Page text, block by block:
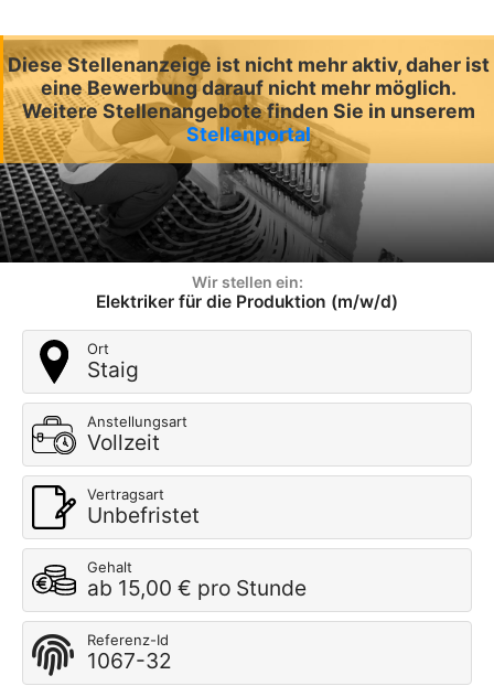
Diese Stellenanzeige ist nicht mehr aktiv, daher ist
eine Bewerbung darauf nicht mehr möglich.
Weitere Stellenangebote finden Sie in unserem
Stellenportal
Wir stellen ein:
Elektriker für die Produktion (m/w/d)
Ort
Staig
Anstellungsart
Vollzeit
Vertragsart
Unbefristet
Gehalt
ab 15,00 € pro Stunde
Referenz-Id
1067-32